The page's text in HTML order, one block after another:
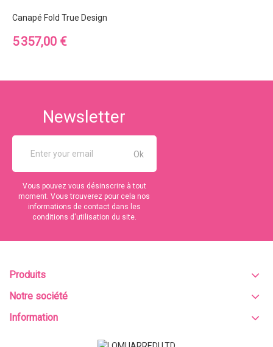
Canapé Fold True Design
Prix
5 357,00 €
Newsletter
Vous pouvez vous désinscrire à tout
moment. Vous trouverez pour cela nos
informations de contact dans les
conditions d'utilisation du site.
Produits
Notre société
Information